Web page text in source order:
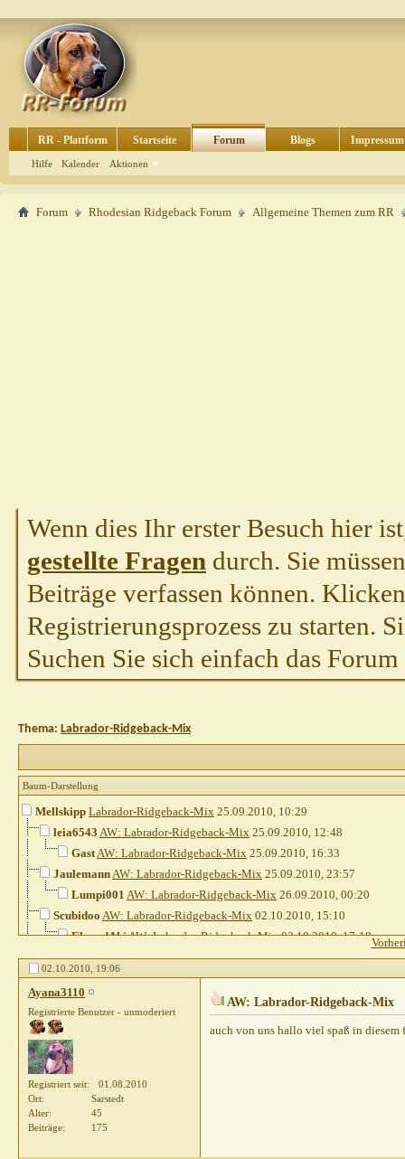
RR - Plattform Startseite Forum
Hilfe Kalender Aktionen
Blogs Impressum
Forum Rhodesian Ridgeback Forum Allgemeine Themen zum RR
Wenn dies Ihr erster Besuch hier
gestellte Fragen durch. Sie
Beiträge verfassen können.
Registrierungsprozess zu starten.
Suchen Sie sich einfach das
Thema: Labrador-Ridgeback-Mix
Baum-Darstellung
Mellskipp Labrador-Ridgeback-Mix 25.09.2010, 10:29
leia6543 AW: Labrador-Ridgeback-Mix 25.09.2010, 12:48
GastAW: Labrador-Ridgeback-Mix 25.09.2010, 16:33
JaulemannAW: Labrador-Ridgeback-Mix 25.09.2010, 23:57
Lumpi001 AW: Labrador-Ridgeback-Mix 26.09.2010, 00:20
Scubidoo AW: Labrador-Ridgeback-Mix 02.10.2010, 15:10
ElaundAkiAW: Labrador-Ridgeback-Mix02.10.2010,17:18
RumkugelAW: Labrador-Ridgeback-Mix02.10.2010,17:40
Ayana3110 AW: Labrador-Ridgeback-Mix02.10.2010,
FeliAW: Labrador-Ridgeback-Mix 02.10.2010,22:43
MellskippAW: Labrador-Ridgeback-Mix04.10.2010,17:21
Truwie
22:28
02.10.2010, 19:06
Ayana3110
Registrierte Benutzer - unmoderiert
Registriert seit
01.08.2010
Ort
Sarstedt
Alter
45
Beiträge
175
AW: Labrador-Ridgeback-Mix
auch von uns hallo viel spaß in